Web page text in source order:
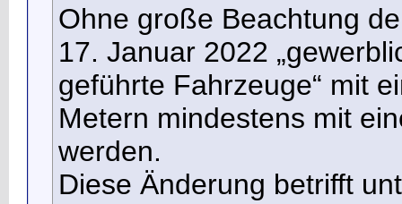
Ohne große Beachtung
17. Januar 2022
geführte Fahrzeuge“ mit
Metern mindestens mit
werden.
Diese Änderung betrifft